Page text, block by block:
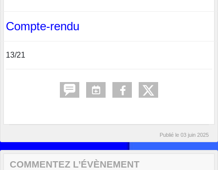
Compte-rendu
13/21
Publié le 03 juin 2025
COMMENTEZ L’ÉVÈNEMENT